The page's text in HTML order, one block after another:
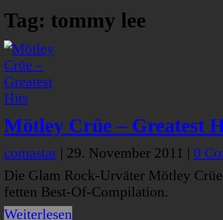
Tag: tommy lee
Mötley Crüe – Greatest
comastar | 29. November 2011 | 0
Die Glam Rock-Urväter Mötley
fetten Best-Of-Compilation.
Weiterlesen